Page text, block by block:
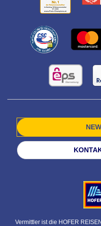
Vermittler ist die HOFER